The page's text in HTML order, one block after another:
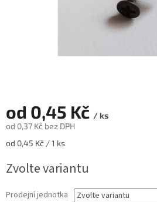
od 0,45 Kč / ks
od 0,37 Kč bez DPH
Měrná
od 0,45 Kč / 1 ks
Zvolte variantu
Prodejní jednotka